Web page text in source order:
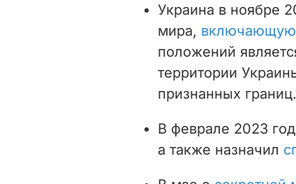
Украина в ноябре
мира, включающую
положений
территории
признанных границ.
В феврале 2023
а также назначил